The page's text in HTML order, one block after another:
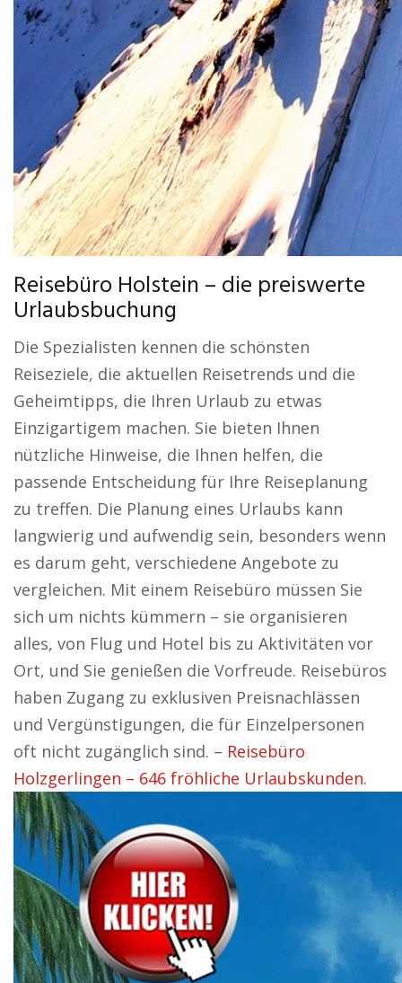
Reisebüro Holstein – die preiswerte
Urlaubsbuchung
Die Spezialisten kennen die schönsten
Reiseziele, die aktuellen Reisetrends und die
Geheimtipps, die Ihren Urlaub zu etwas
Einzigartigem machen. Sie bieten Ihnen
nützliche Hinweise, die Ihnen helfen, die
passende Entscheidung für Ihre Reiseplanung
zu treffen. Die Planung eines Urlaubs kann
langwierig und aufwendig sein, besonders wenn
es darum geht, verschiedene Angebote zu
vergleichen. Mit einem Reisebüro müssen Sie
sich um nichts kümmern – sie organisieren
alles, von Flug und Hotel bis zu Aktivitäten vor
Ort, und Sie genießen die Vorfreude. Reisebüros
haben Zugang zu exklusiven Preisnachlässen
und Vergünstigungen, die für Einzelpersonen
oft nicht zugänglich sind. – Reisebüro
Holzgerlingen – 646 fröhliche Urlaubskunden.